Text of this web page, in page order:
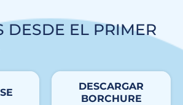
DESDE EL PRIMER
DESCARGAR
BORCHURE